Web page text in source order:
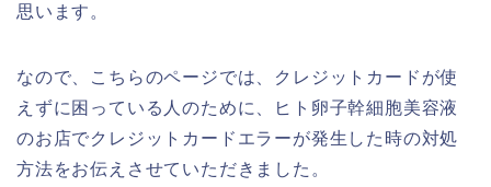
思います。
なので、こちらのページでは、クレジットカードが使
えずに困っている人のために、ヒト卵子幹細胞美容液
のお店でクレジットカードエラーが発生した時の対処
方法をお伝えさせていただきました。